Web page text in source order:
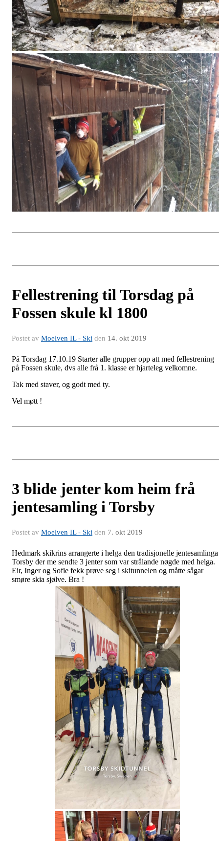
Fellestrening til Torsdag på
Fossen skule kl 1800
Postet av Moelven IL - Ski den 14. okt 2019
På Torsdag 17.10.19 Starter alle grupper opp att med fellestrening
på Fossen skule, dvs alle frå 1. klasse er hjarteleg velkomne.
Tak med staver, og godt med ty.
Vel møtt !
3 blide jenter kom heim frå
jentesamling i Torsby
Postet av Moelven IL - Ski den 7. okt 2019
Hedmark skikrins arrangerte i helga den tradisjonelle
Torsby der me sendte 3 jenter som var strålande nøgde med helga.
Eir, Inger og Sofie fekk prøve seg i skitunnelen og måtte sågar
smøre skia sjølve. Bra !